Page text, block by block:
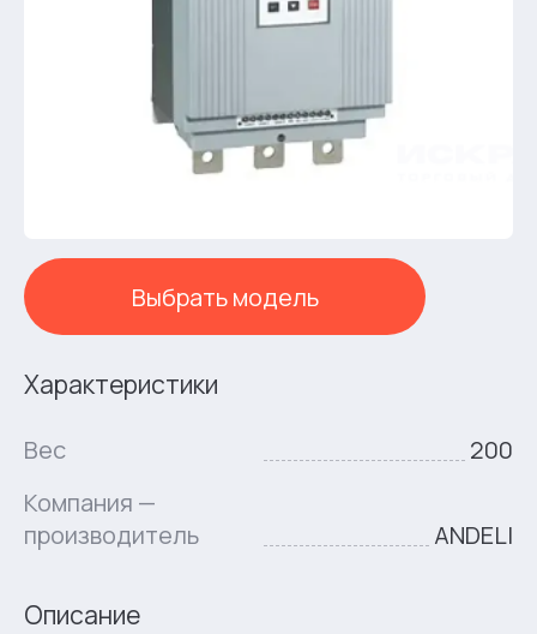
Характеристики
Вес
200
Компания —
производитель
ANDELI
Выбрать модель
Описание